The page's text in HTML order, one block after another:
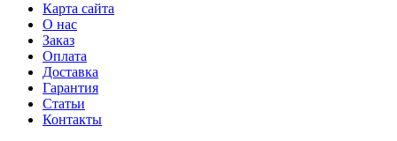
Карта сайта
О нас
Заказ
Оплата
Доставка
Гарантия
Статьи
Контакты